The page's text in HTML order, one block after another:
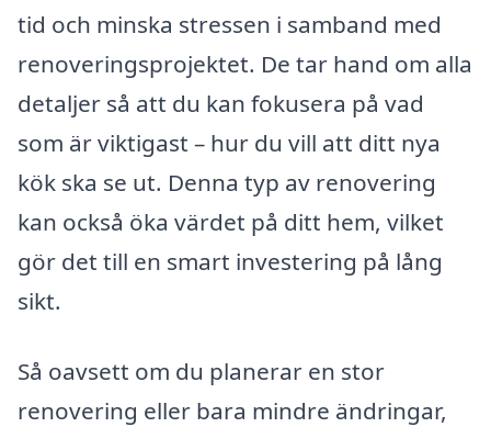
tid och minska stressen i samband med
renoveringsprojektet. De tar hand om alla
detaljer så att du kan fokusera på vad
som är viktigast – hur du vill att ditt nya
kök ska se ut. Denna typ av renovering
kan också öka värdet på ditt hem, vilket
gör det till en smart investering på lång
sikt.
Så oavsett om du planerar en stor
renovering eller bara mindre ändringar,